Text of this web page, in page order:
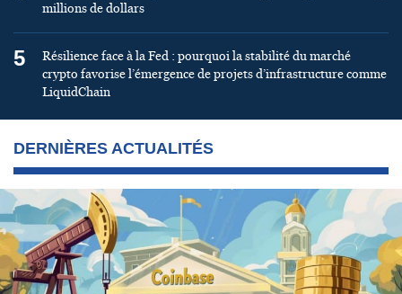
millions de dollars
5
Résilience face à la Fed : pourquoi la stabilité du marché
crypto favorise l’émergence de projets d’infrastructure comme
LiquidChain
DERNIÈRES ACTUALITÉS